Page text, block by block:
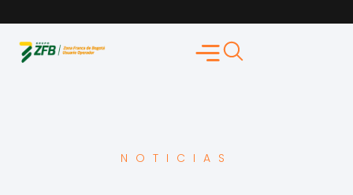
NOTICIAS